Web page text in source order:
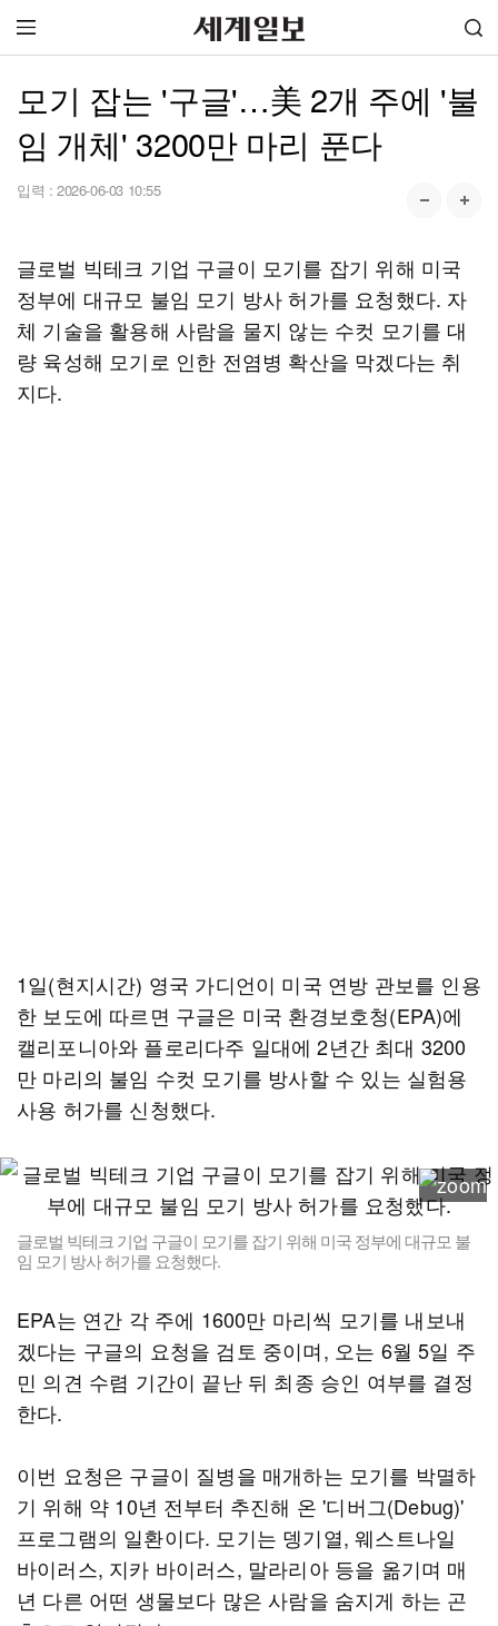
모기 잡는 '구글'…美 2개 주에 '불
임 개체' 3200만 마리 푼다
입력 : 2026-06-03 10:55
글로벌 빅테크 기업 구글이 모기를 잡기 위해 미국
정부에 대규모 불임 모기 방사 허가를 요청했다. 자
체 기술을 활용해 사람을 물지 않는 수컷 모기를 대
량 육성해 모기로 인한 전염병 확산을 막겠다는 취
지다.
1일(현지시간) 영국 가디언이 미국 연방 관보를 인용
한 보도에 따르면 구글은 미국 환경보호청(EPA)에
캘리포니아와 플로리다주 일대에 2년간 최대 3200
만 마리의 불임 수컷 모기를 방사할 수 있는 실험용
사용 허가를 신청했다.
글로벌 빅테크 기업 구글이 모기를 잡기 위해 미국 정부에 대규모 불
임 모기 방사 허가를 요청했다.
EPA는 연간 각 주에 1600만 마리씩 모기를 내보내
겠다는 구글의 요청을 검토 중이며, 오는 6월 5일 주
민 의견 수렴 기간이 끝난 뒤 최종 승인 여부를 결정
한다.
이번 요청은 구글이 질병을 매개하는 모기를 박멸하
기 위해 약 10년 전부터 추진해 온 '디버그(Debug)'
프로그램의 일환이다. 모기는 뎅기열, 웨스트나일
바이러스, 지카 바이러스, 말라리아 등을 옮기며 매
년 다른 어떤 생물보다 많은 사람을 숨지게 하는 곤